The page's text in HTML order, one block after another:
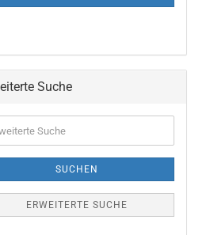
Suche
SUCHEN
ERWEITERTE SUCHE